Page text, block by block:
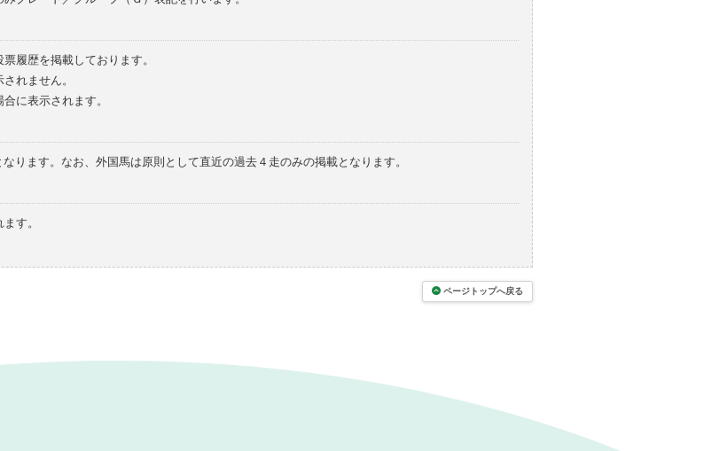
履歴を掲載しております。
れません。
に表示されます。
ります。なお、外国馬は原則として直近の過去４走のみの掲載となります。
す。
ページトップへ戻る